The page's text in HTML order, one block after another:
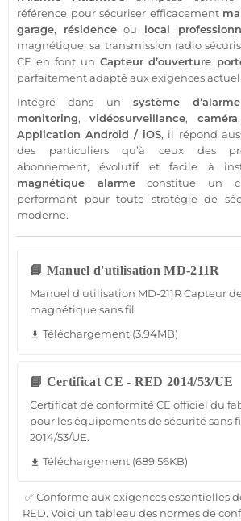
référence pour sécuriser efficacement
garage, résidenceou local
magnétique, sa transmission radio
CE en font un Capteurd’ouverture
parfaitement adapté aux exigences
Intégré dans un système d’alarme
monitoring,vidéosurveillance, caméra
Application Android / iOS, il répond
des particuliers qu’à ceux des
abonnement, évolutif et facile à
magnétique alarmeconstitue un
performant pour toute stratégie de
moderne.
📘 Manuel d'utilisation MD-211R
Manuel d'utilisation MD-211R Capteur
magnétique sans fil
file_download Téléchargement (3.94MB)
📘 Certificat CE - RED 2014/53/UE
Certificat de conformité CE officiel du
pour les équipements de sécurité sans
2014/53/UE.
file_download Téléchargement (689.56KB)
✅ Conforme aux exigences essentielles
RED. Voici un tableau des normes de